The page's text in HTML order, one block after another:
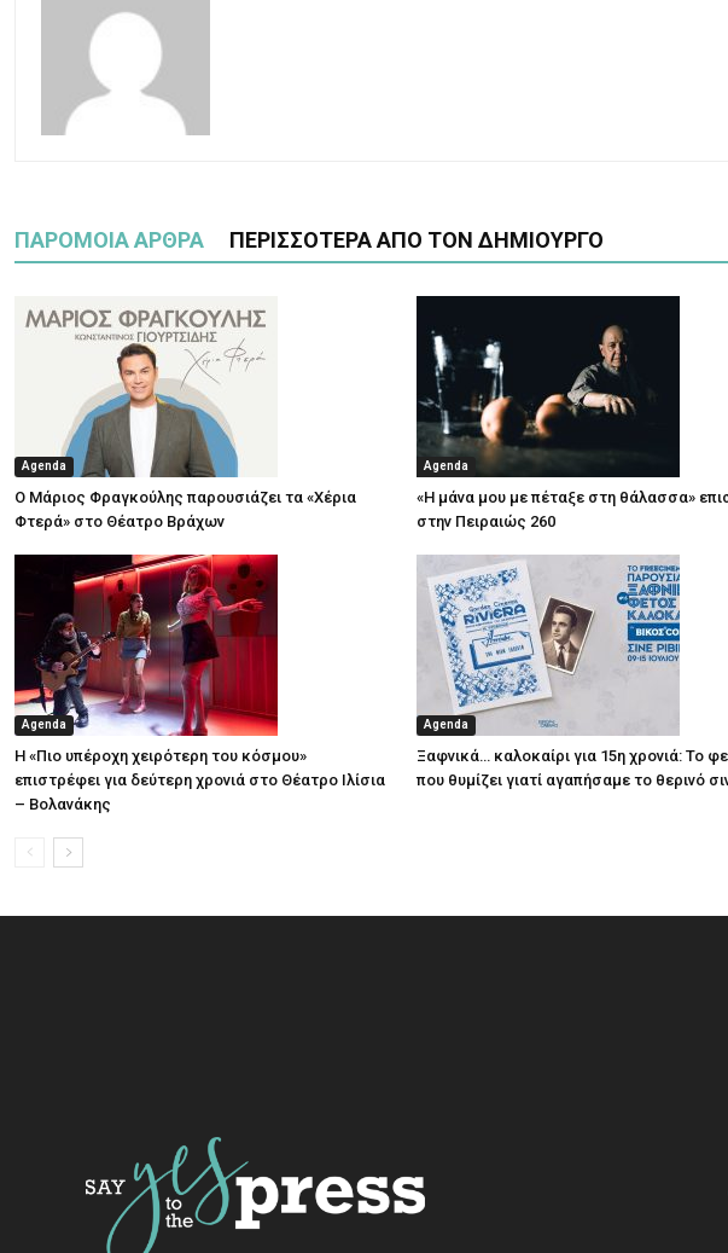
ΠΑΡΟΜΟΙΑ ΑΡΘΡΑ ΠΕΡΙΣΣΟΤΕΡΑ ΑΠΟ ΤΟΝ ΔΗΜΙΟΥΡΓΟ
Agenda
Ο Μάριος Φραγκούλης παρουσιάζει τα «Χέρια
Φτερά» στο Θέατρο Βράχων
Agenda
«Η μάνα μου με πέταξε στη θάλασσα»
στην Πειραιώς 260
Agenda
Η «Πιο υπέροχη χειρότερη του κόσμου»
επιστρέφει για δεύτερη χρονιά στο Θέατρο Ιλίσια
– Βολανάκης
Agenda
Ξαφνικά… καλοκαίρι για 15η χρονιά: Το
που θυμίζει γιατί αγαπήσαμε το θερινό